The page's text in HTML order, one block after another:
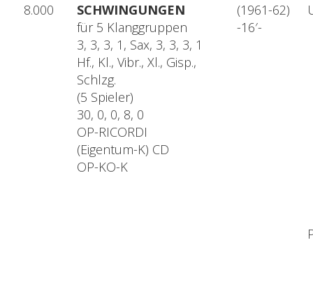
8.000
SCHWINGUNGEN
für 5 Klanggruppen
3, 3, 3, 1, Sax, 3, 3, 3, 1
Hf., Kl., Vibr., Xl., Gisp.,
Schlzg.
(5 Spieler)
30, 0, 0, 8, 0
OP-RICORDI
(Eigentum-K) CD
OP-KO-K
(1961-62)
-16′-